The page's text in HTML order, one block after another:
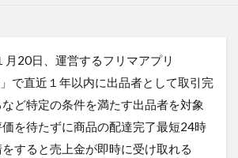
20日、運営するフリマアプリ
」で直近１年以内に出品者として取引完
ど特定の条件を満たす出品者を対象
を待たずに商品の配達完了最短24時
すると売上金が即時に受け取れる